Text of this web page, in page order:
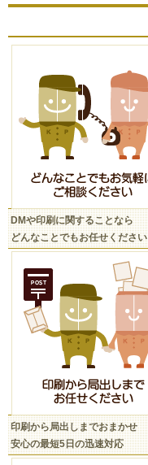
DMや印刷に関することなら
どんなことでもお任せください
印刷から局出しまでおまかせ
安心の最短5日の迅速対応